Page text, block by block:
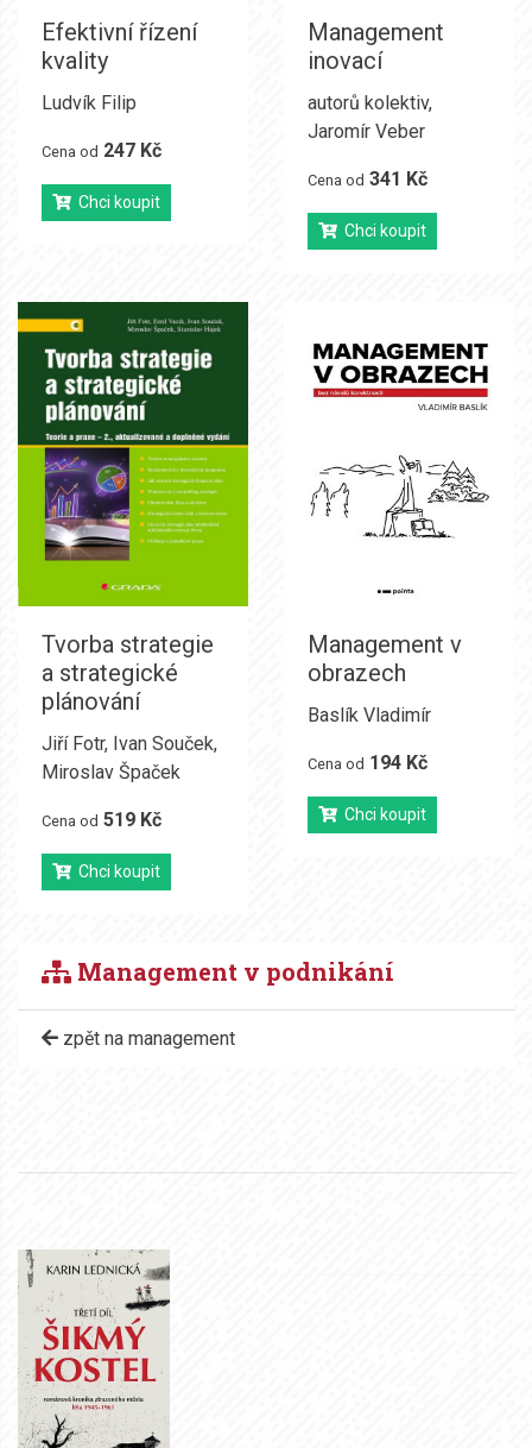
Efektivní řízení
kvality
Ludvík Filip
Cena od 247 Kč
Chci koupit
Management
inovací
autorů kolektiv,
Jaromír Veber
Cena od 341 Kč
Chci koupit
Tvorba strategie
a strategické
plánování
Jiří Fotr, Ivan Souček,
Miroslav Špaček
Cena od 519 Kč
Chci koupit
Management v
obrazech
Baslík Vladimír
Cena od 194 Kč
Chci koupit
Management v podnikání
zpět na management